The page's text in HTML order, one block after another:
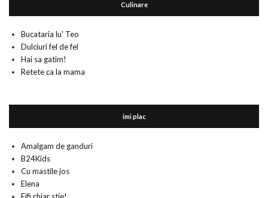
Culinare
Bucataria lu' Teo
Dulciuri fel de fel
Hai sa gatim!
Retete ca la mama
imi plac
Amalgam de ganduri
B24Kids
Cu mastile jos
Elena